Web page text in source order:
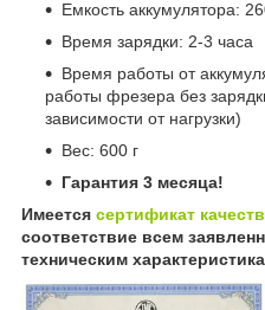
Емкость аккумулятора:
Время зарядки: 2-3 часа
Время работы от
работы фрезера без
зависимости от нагрузки)
Вес: 600 г
Гарантия 3 месяца!
Имеется сертификат
соответствие всем
техническим